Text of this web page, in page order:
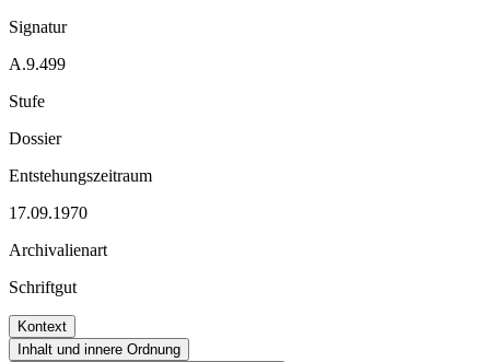
Signatur
A.9.499
Stufe
Dossier
Entstehungszeitraum
17.09.1970
Archivalienart
Schriftgut
Kontext
Inhalt und innere Ordnung